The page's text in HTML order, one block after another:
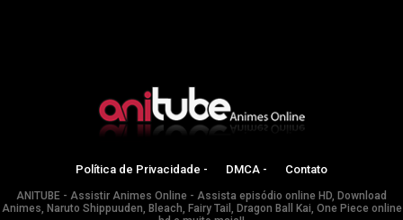
Política de Privacidade - DMCA - Contato
ANITUBE - Assistir Animes Online - Assista episódio online HD, Download
Animes, Naruto Shippuuden, Bleach, Fairy Tail, Dragon Ball Kai, One Piece online